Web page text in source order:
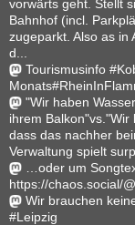
vorwärts geht. Stellt
Bahnhof (incl.
zugeparkt. Also as in
d...
Tourismusinfo
"Wir haben
ihrem
dass das nachher
Verwaltung spielt
…oder um
https://chaos.social/
Wir brauchen
#Leipzig